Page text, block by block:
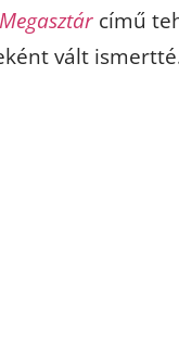
Megasztár című
vált